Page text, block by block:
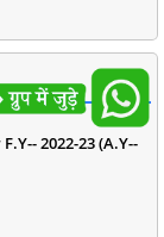
2022-23 (A.Y--